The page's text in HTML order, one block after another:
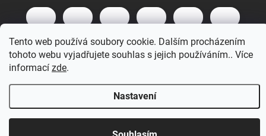
Tento web používá soubory cookie. Dalším procházením
tohoto webu vyjadřujete souhlas s jejich používáním.. Více
informací zde.
Nastavení
Otevírací doba 7:30 - 16:00 hod
Copyright 2026BM MOTO s.r.o.. Všechna práva vyhrazena.Upravit
nastavení cookies